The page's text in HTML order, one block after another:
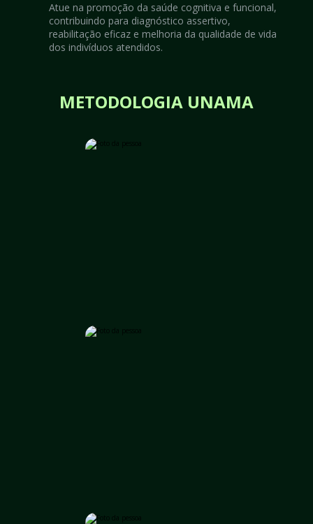
Atue na promoção da saúde cognitiva e funcional,
contribuindo para diagnóstico assertivo,
reabilitação eficaz e melhoria da qualidade de vida
dos indivíduos atendidos.
METODOLOGIA UNAMA